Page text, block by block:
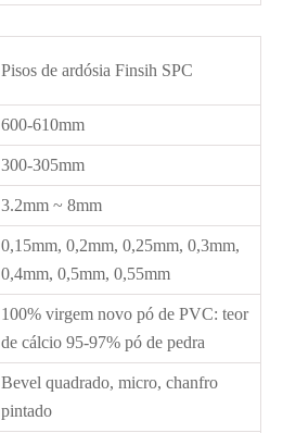
Pisos de ardósia Finsih SPC
600-610mm
300-305mm
3.2mm ~ 8mm
0,15mm, 0,2mm, 0,25mm, 0,3mm,
0,4mm, 0,5mm, 0,55mm
100% virgem novo pó de PVC: teor
de cálcio 95-97% pó de pedra
Bevel quadrado, micro, chanfro
pintado